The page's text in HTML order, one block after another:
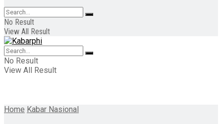
No Result
View All Result
No Result
View All Result
Home Kabar Nasional